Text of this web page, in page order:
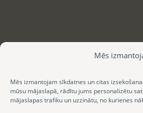
Mēs
Mēs izmantojam sīkdatnes un citas
mūsu mājaslapā, rādītu jums personalizētu
mājaslapas trafiku un uzzinātu, no kurienes